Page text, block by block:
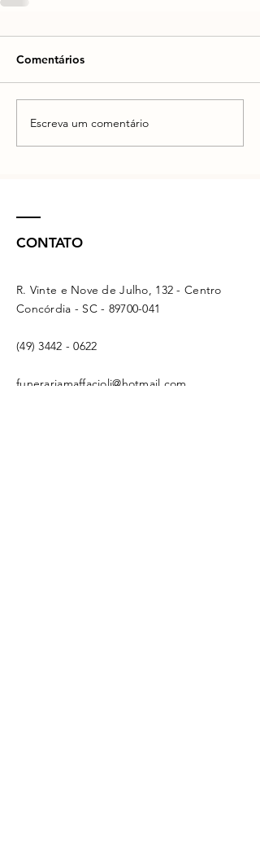
Comentários
Escreva um comentário
CONTATO
R. Vinte e Nove de Julho, 132 - Centro
Concórdia - SC - 89700-041
(49) 3442 - 0622
funerariamaffacioli@hotmail.com